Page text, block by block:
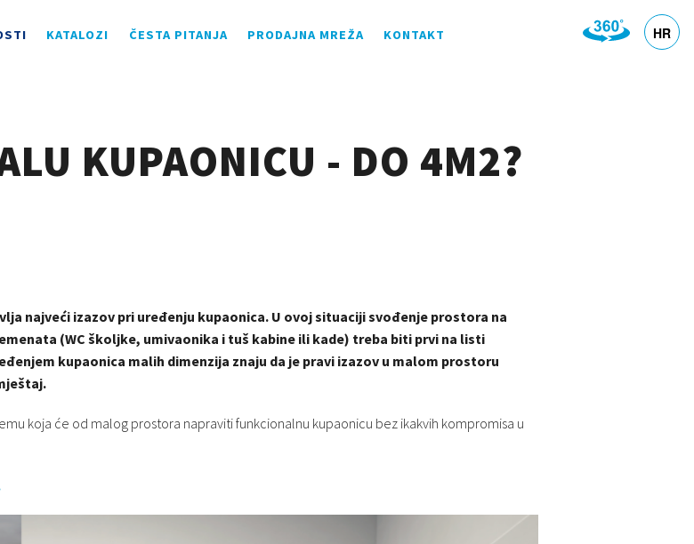
HR
KATALOZI ČESTA PITANJA PRODAJNA MREŽA KONTAKT
KUPAONICU - DO 4M2?
najveći izazov pri uređenju kupaonica. U ovoj situaciji svođenje prostora na
(WC školjke, umivaonika i tuš kabine ili kade) treba biti prvi na listi
kupaonica malih dimenzija znaju da je pravi izazov u malom prostoru
koja će od malog prostora napraviti funkcionalnu kupaonicu bez ikakvih kompromisa u